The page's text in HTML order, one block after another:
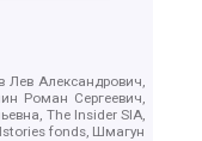
Лев Александрович,
Роман Сергеевич,
The Insider SIA,
fonds, Шмагун